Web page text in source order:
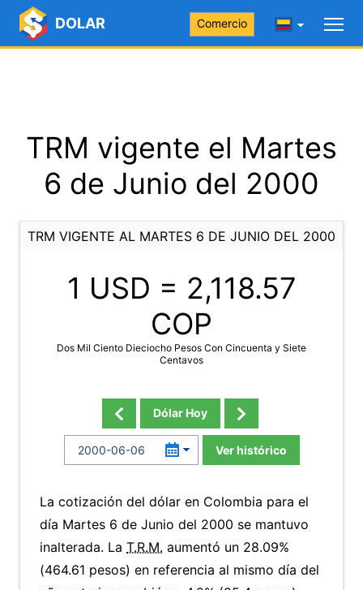
DOLAR Comercio
TRM vigente el Martes
6 de Junio del 2000
TRM VIGENTE AL MARTES 6 DE JUNIO DEL 2000
1 USD = 2,118.57
COP
Dos Mil Ciento Dieciocho Pesos Con Cincuenta y Siete
Centavos
Dólar Hoy
Ver histórico
La cotización del dólar en Colombia para el
día Martes 6 de Junio del 2000 se mantuvo
inalterada. La T.R.M. aumentó un 28.09%
(464.61 pesos) en referencia al mismo día del